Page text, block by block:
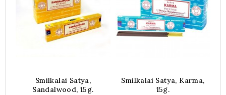
Smilkalai Satya,
Sandalwood, 15g.
Smilkalai Satya, Karma,
15g.